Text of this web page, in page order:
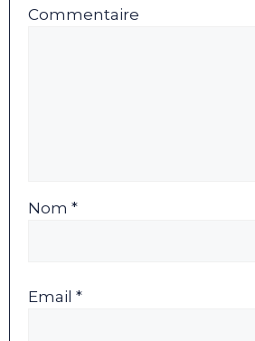
Commentaire
Nom *
Email *